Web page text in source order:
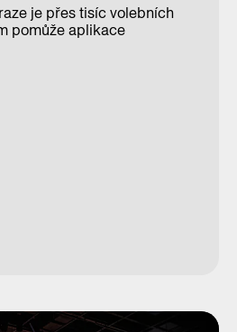
je přes tisíc volebních
pomůže aplikace